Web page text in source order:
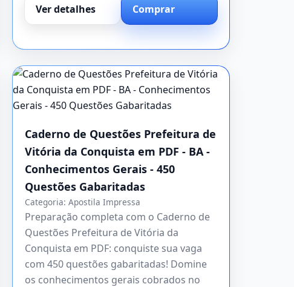
Ver detalhes Comprar
Caderno de Questões Prefeitura de
Vitória da Conquista em PDF - BA -
Conhecimentos Gerais - 450
Questões Gabaritadas
Categoria: Apostila Impressa
Preparação completa com o Caderno de
Questões Prefeitura de Vitória da
Conquista em PDF: conquiste sua vaga
com 450 questões gabaritadas! Domine
os conhecimentos gerais cobrados no